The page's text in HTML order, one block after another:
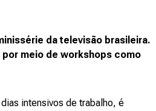
da televisão brasileira.
meio de workshops como
intensivos de trabalho, é